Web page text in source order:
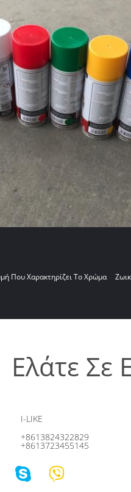
Που Χαρακτηρίζει Το Χρώμα
Ελάτε
I-LIKE
+8613824322829
+8613723455145